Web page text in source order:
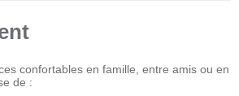
confortables en famille, entre amis ou en
de :